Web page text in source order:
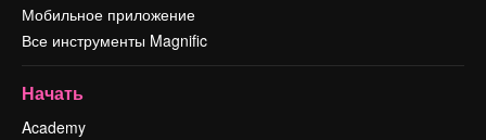
Мобильное приложение
Все инструменты Magnific
Начать
Academy